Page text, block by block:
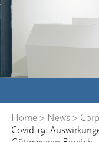
Home > News >
Covid-19: